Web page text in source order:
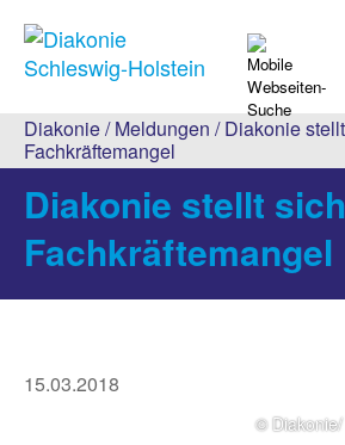
Diakonie/Meldungen / Diakonie
Fachkräftemangel
Diakonie stellt
Fachkräftemangel
15.03.2018
©